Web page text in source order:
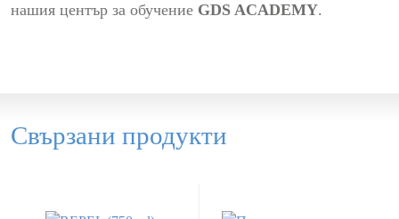
нашия център за обучение GDS ACADEMY.
Свързани продукти